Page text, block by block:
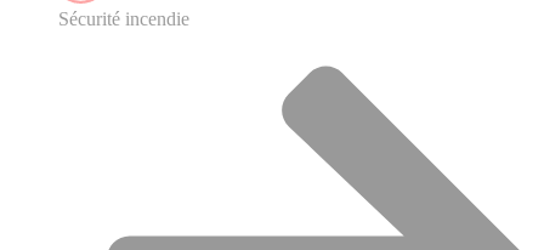
Sécurité incendie